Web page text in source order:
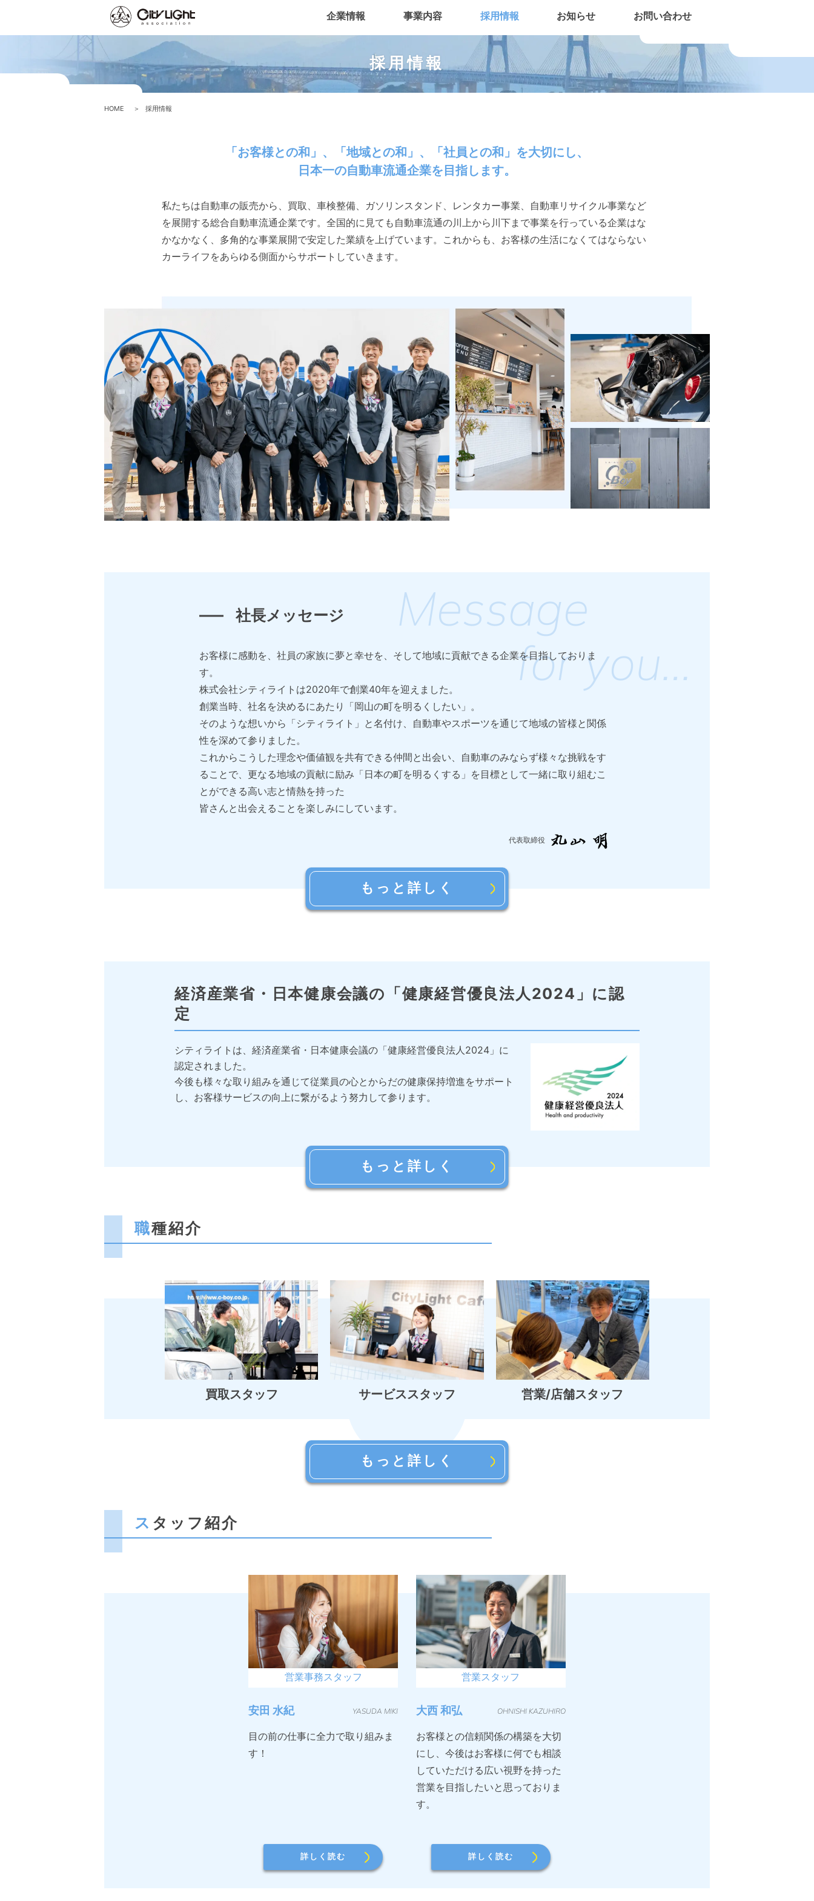
採用情報
HOME 採用情報
「お客様との和」、「地域との和」、
「社員との和」を大切にし、
日本一の自動車流通企業を 目指します。
私たちは自動車の販売から、買取、車検整備、ガソリンスタンド、レンタカー事業、自動車リサイクル事業など
を展開する総合自動車流通企業です。全国的に見ても自動車流通の川上から川下まで事業を行っている企業はな
かなかなく、多角的な事業展開で安定した業績を上げています。これからも、お客様の生活になくてはならない
カーライフをあらゆる側面からサポートしていきます。
社長メッセージ
お客様に感動を、社員の家族に夢と幸せを、そして地域に貢献できる企業を目指しておりま
す。
株式会社シティライトは2020年で創業40年を迎えました。
創業当時、社名を決めるにあたり「岡山の町を明るくしたい」。
そのような想いから「シティライト」と名付け、自動車やスポーツを通じて地域の皆様と関係
性を深めて参りました。
これからこうした理念や価値観を共有できる仲間と出会い、自動車のみならず様々な挑戦をす
ることで、更なる地域の貢献に励み「日本の町を明るくする」を目標として一緒に取り組むこ
とができる高い志と情熱を持った
皆さんと出会えることを楽しみにしています。
代表取締役
もっと詳しく
経済産業省・日本健康会議の
「健康経営優良法人2024」に認
定
シティライトは、経済産業省・日本健康会議の「健康経営優良法人2024」に
認定されました。
今後も様々な取り組みを通じて従業員の心とからだの健康保持増進をサポート
し、お客様サービスの向上に繋がるよう努力して参ります。
もっと詳しく
職種紹介
買取スタッフ サービススタッフ 営業/店舗スタッフ
もっと詳しく
スタッフ紹介
営業事務スタッフ
安田 水紀 YASUDA MIKI
目の前の仕事に全力で取り組みま
す！
詳しく読む
営業スタッフ
大西 和弘 OHNISHI KAZUHIRO
お客様との信頼関係の構築を大切
にし、今後はお客様に何でも相談
していただける広い視野を持った
営業を目指したいと思っておりま
す。
詳しく読む
企業情報
事業内容
採用情報
お知らせ お問い合わせ